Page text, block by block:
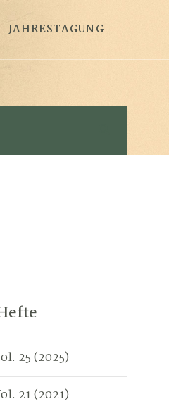
JAHRESTAGUNG
25 (2025)
21 (2021)